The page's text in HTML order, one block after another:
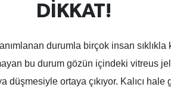
DİKKAT!
durumla birçok insan sıklıkla
bu durum gözün içindeki vitreus
düşmesiyle ortaya çıkıyor. Kalıcı